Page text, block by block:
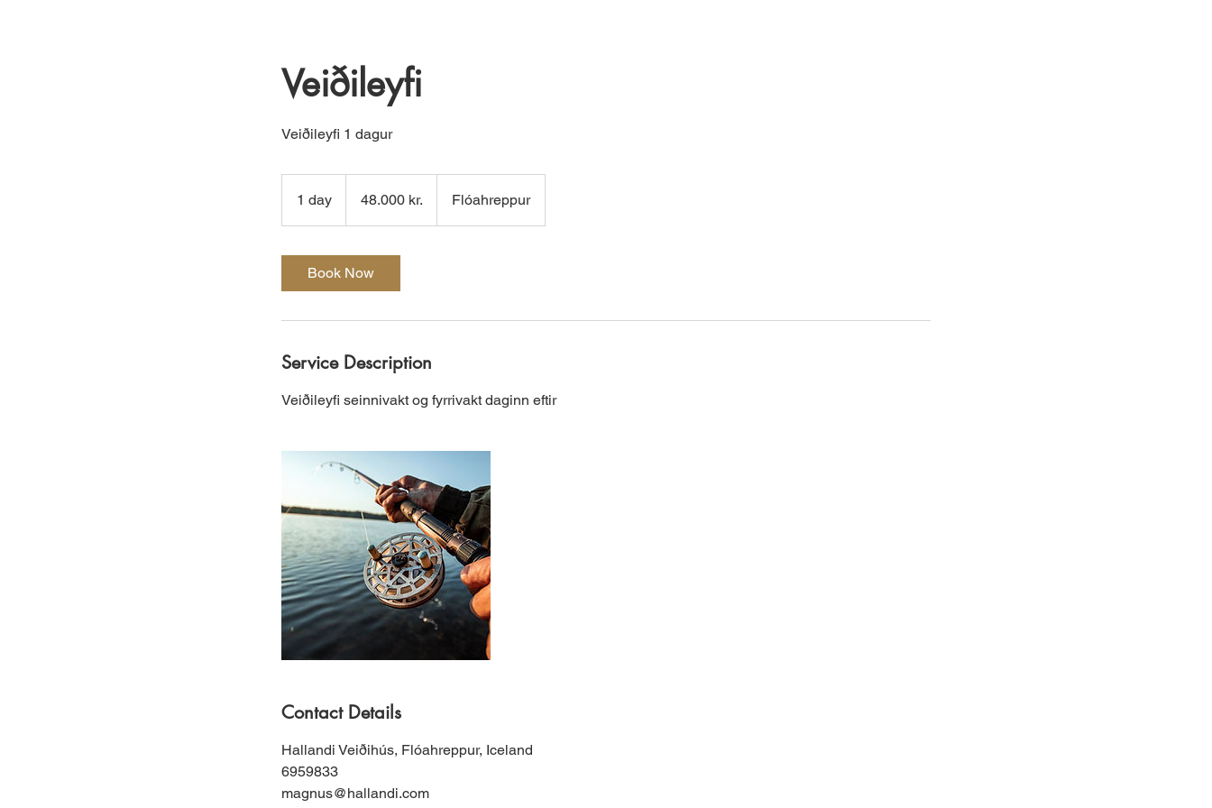
Veiðileyfi
Veiðileyfi 1 dagur
1 day
krónur48.000 kr. Flóahreppur
Book Now
Service Description
Veiðileyfi seinnivakt og fyrrivakt daginn eftir
Contact Details
Hallandi Veiðihús, Flóahreppur, Iceland
6959833
magnus@hallandi.com